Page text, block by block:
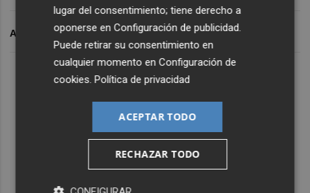
Lo Más Escuchado
Suscríbete al canal de
Whatsapp
Siempre al día de las últimas noticias
ARCHIVADO EN
lugar del consentimiento; tiene derecho a
oponerse enConfiguración de publicidad.
Puede retirar su consentimiento en
cualquier momento enConfiguración de
cookies.Política de privacidad
ACEPTAR TODO
RECHAZAR TODO